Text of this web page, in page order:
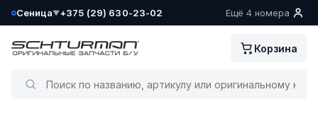
Сеница▼
Ваш склад определён как:
+375 (29) 630-23-02 Ещё 4 номера
Корзина